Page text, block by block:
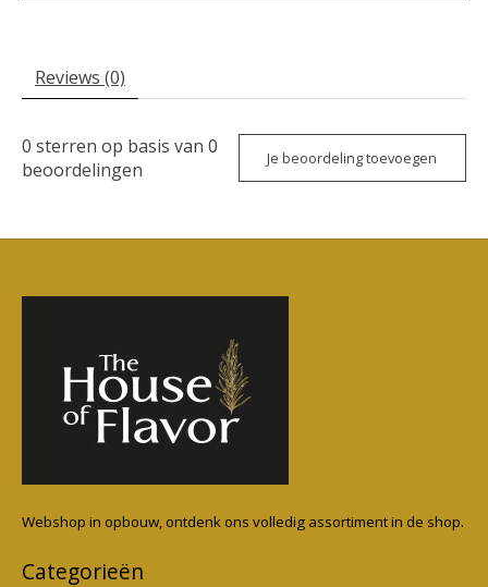
Reviews (0)
0 sterren op basis van 0
beoordelingen
Je beoordeling toevoegen
Webshop in opbouw, ontdenk ons volledig assortiment in de shop.
Categorieën